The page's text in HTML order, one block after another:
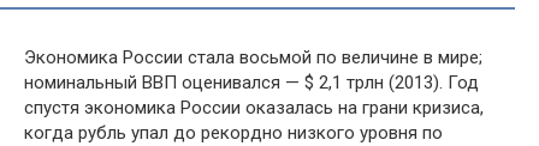
Экономика России стала восьмой по величине в мире;
номинальный ВВП оценивался — $ 2,1 трлн (2013). Год
спустя экономика России оказалась на грани кризиса,
когда рубль упал до рекордно низкого уровня по